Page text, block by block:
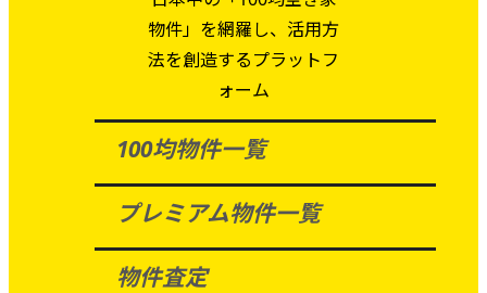
物件」を網羅し、活用方
法を創造するプラットフ
ォーム
100均物件一覧
プレミアム物件一覧
物件査定